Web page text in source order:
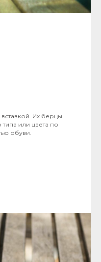
Их берцы
или цвета по
обуви.